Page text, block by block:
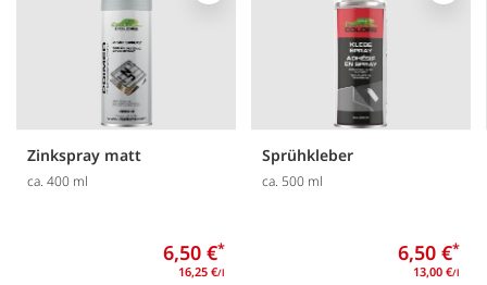
Zinkspray matt
ca. 400 ml
6,50 €*
16,25 €/l
Sprühkleber
ca. 500 ml
6,50 €*
13,00 €/l